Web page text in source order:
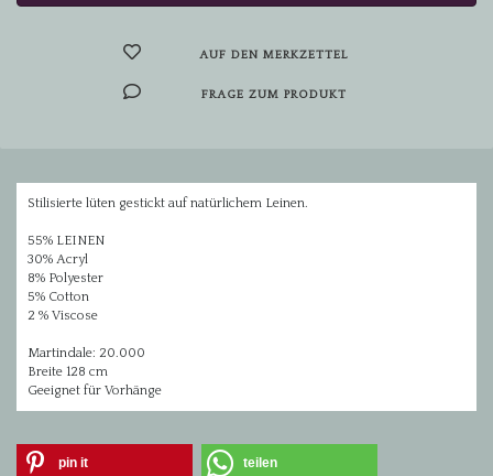
AUF DEN MERKZETTEL
FRAGE ZUM PRODUKT
Stilisierte lüten gestickt auf natürlichem Leinen.
55% LEINEN
30% Acryl
8% Polyester
5% Cotton
2 % Viscose
Martindale: 20.000
Breite 128 cm
Geeignet für Vorhänge
pin it teilen